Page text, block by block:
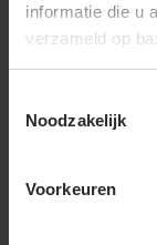
informatie die u
verzameld op
Noodzakelijk
Voorkeuren
XP -
Alu-tec®